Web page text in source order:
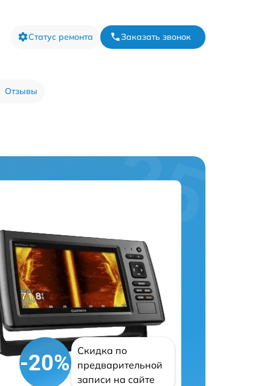
Статус ремонта Заказать звонок
Отзывы
-20%
Скидка по
предварительной
записи на сайте